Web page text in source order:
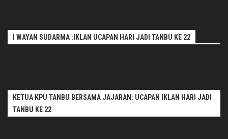
I WAYAN SUDARMA :IKLAN UCAPAN HARI JADI TANBU KE 22
KETUA KPU TANBU BERSAMA JAJARAN: UCAPAN IKLAN HARI JADI
TANBU KE 22